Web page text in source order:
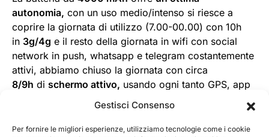
Gestisci Consenso
Per fornire le migliori esperienze, utilizziamo tecnologie come i cookie
autonomia, con un uso medio/intenso si riesce a
coprire la giornata di utilizzo (7.00-00.00) con 10h
in 3g/4g e il resto della giornata in wifi con social
network in push, whatsapp e telegram costantemente
attivi, abbiamo chiuso la giornata con circa
8/9h di schermo attivo, usando ogni tanto GPS, app
Ma ilvero utilizzodel Razer Phone 2 e’ ilgioco e